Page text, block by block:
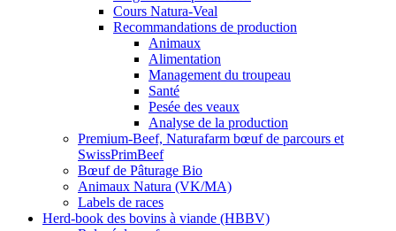
Cours Natura-Veal
Recommandations de production
Animaux
Alimentation
Management du troupeau
Santé
Pesée des veaux
Analyse de la production
Premium-Beef, Naturafarm bœuf de parcours et
SwissPrimBeef
Bœuf de Pâturage Bio
Animaux Natura (VK/MA)
Labels de races
Herd-book des bovins à viande (HBBV)